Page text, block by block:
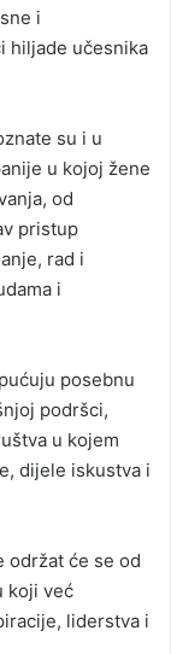
i
hiljade učesnika
su i u
u kojoj žene
od
pristup
rad i
i
posebnu
podršci,
u kojem
dijele iskustva i
održat će se od
koji već
liderstva i